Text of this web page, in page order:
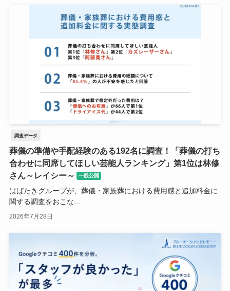
調査データ
葬儀の準備や手配経験のある192名に調査！「葬儀の打ち
合わせに同席してほしい芸能人ランキング」第1位は林修
さん～レイシー～
一般公開
はばたきグループが、葬儀・家族葬における費用感と追加料金に
関する調査をおこな...
2026年7月28日